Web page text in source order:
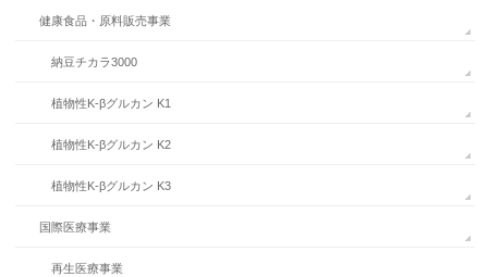
健康食品・原料販売事業
納豆チカラ3000
植物性K-βグルカン K1
植物性K-βグルカン K2
植物性K-βグルカン K3
国際医療事業
再生医療事業